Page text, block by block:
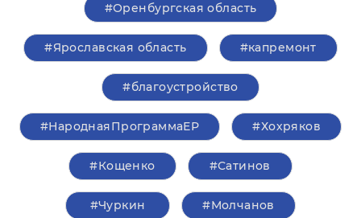
#Оренбургская область
#Ярославская область #капремонт
#благоустройство
#НароднаяПрограммаЕР #Хохряков
#Кощенко #Сатинов
#Чуркин #Молчанов